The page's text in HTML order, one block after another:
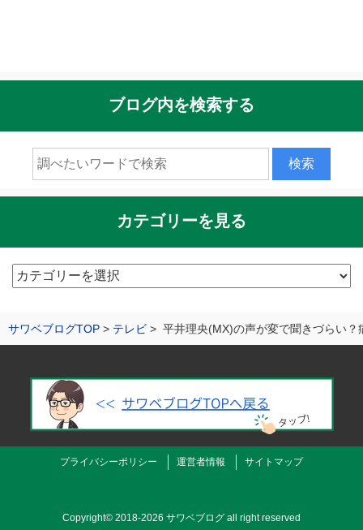
サワベブログTOP テレビ 平井理央(MX)の声が変で聞きづらい？
ブログ内を検索する
カテゴリーを見る
カ
リ
プライバシーポリシー 運営者情報 サイトマップ
Copyright© 2018-2026 サワベブログ all right reserved